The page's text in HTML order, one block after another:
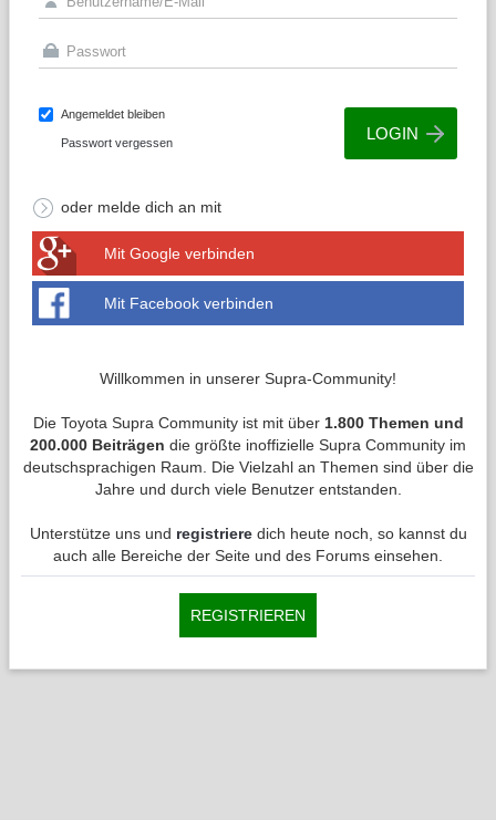
Angemeldet bleiben
Passwort vergessen
oder melde dich an mit
Mit Google verbinden
Mit Facebook verbinden
Willkommen in unserer Supra-Community!
Die Toyota Supra Community ist mit über 1.800 Themen und
200.000 Beiträgen die größte inoffizielle Supra Community im
deutschsprachigen Raum. Die Vielzahl an Themen sind über die
Jahre und durch viele Benutzer entstanden.
Unterstütze uns und registrieredich heute noch, so kannst du
auch alle Bereiche der Seite und des Forums einsehen.
REGISTRIEREN